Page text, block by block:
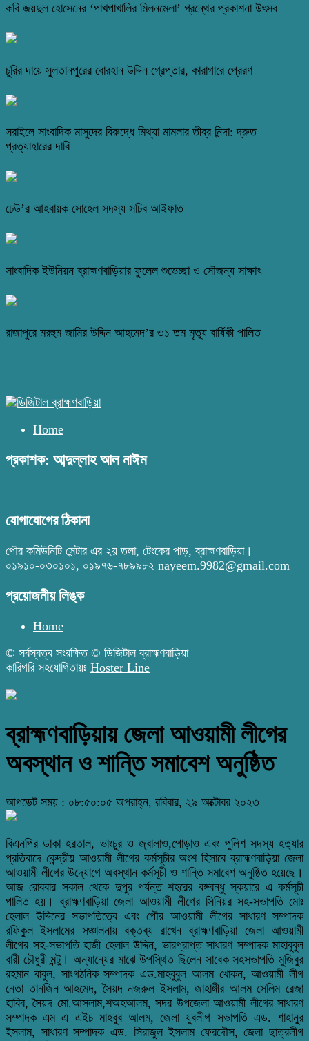
কবি জয়দুল হোসেনের ‘পাখপাখালির মিলনমেলা’ গ্রন্থের প্রকাশনা উৎসব
চুরির দায়ে সুলতানপুরের বোরহান উদ্দিন গ্রেপ্তার, কারাগারে প্রেরণ
সরাইলে সাংবাদিক মাসুদের বিরুদ্ধে মিথ্যা মামলার তীব্র নিন্দা: দ্রুত
প্রত্যাহারের দাবি
ঢেউ’র আহবায়ক সোহেল সদস্য সচিব আইফাত
সাংবাদিক ইউনিয়ন ব্রাহ্মণবাড়িয়ার ফুলেল শুভেচ্ছা ও সৌজন্য সাক্ষাৎ
রাজাপুরে মরহুম জামির উদ্দিন আহমেদ’র ৩১ তম মৃত্যু বার্ষিকী পালিত
Home
প্রকাশক: আব্দুল্লাহ আল নাঈম
যোগাযোগের ঠিকানা
পৌর কমিউনিটি সেন্টার এর ২য় তলা, টেংকের পাড়, ব্রাহ্মণবাড়িয়া।
০১৯১০-০৩০১০১, ০১৯৭৬-৭৮৯৯৮২ nayeem.9982@gmail.com
প্রয়োজনীয় লিঙ্ক
Home
© সর্বস্বত্ব সংরক্ষিত © ডিজিটাল ব্রাহ্মণবাড়িয়া
কারিগরি সহযোগিতায়ঃ Hoster Line
ব্রাহ্মণবাড়িয়ায় জেলা আওয়ামী লীগের
অবস্থান ও শান্তি সমাবেশ অনুষ্ঠিত
আপডেট সময় : ০৮:৫০:০৫ অপরাহ্ন, রবিবার, ২৯ অক্টোবর ২০২৩
বিএনপির ডাকা হরতাল, ভাংচুর ও জ্বালাও,পোড়াও এবং পুলিশ সদস্য হত্যার
প্রতিবাদে কেন্দ্রীয় আওয়ামী লীগের কর্মসূচীর অংশ হিসাবে ব্রাহ্মণবাড়িয়া জেলা
আওয়ামী লীগের উদ্যোগে অবস্থান কর্মসূচী ও শান্তি সমাবেশ অনুষ্ঠিত হয়েছে।
আজ রোববার সকাল থেকে দুপুর পর্যন্ত শহরের বঙ্গবন্ধু স্কয়ারে এ কর্মসূচী
পালিত হয়। ব্রাহ্মণবাড়িয়া জেলা আওয়ামী লীগের সিনিয়র সহ-সভাপতি মোঃ
হেলাল উদ্দিনের সভাপতিত্বে এবং পৌর আওয়ামী লীগের সাধারণ সম্পাদক
রফিকুল ইসলামের সঞ্চালনায় বক্তব্য রাখেন ব্রাহ্মণবাড়িয়া জেলা আওয়ামী
লীগের সহ-সভাপতি হাজী হেলাল উদ্দিন, ভারপ্রাপ্ত সাধারণ সম্পাদক মাহাবুবুল
বারী চৌধুরী মন্টু। অন্যান্যের মাঝে উপস্থিত ছিলেন সাবেক সহসভাপতি মুজিবুর
রহমান বাবুল, সাংগঠনিক সম্পাদক এড.মাহবুবুল আলম খোকন, আওয়ামী লীগ
নেতা তানজিন আহমেদ, সৈয়দ নজরুল ইসলাম, জাহাঙ্গীর আলম সেলিম রেজা
হাবিব, সৈয়দ মো.আসলাম,শঅহআলম, সদর উপজেলা আওয়ামী লীগের সাধারণ
সম্পাদক এম এ এইচ মাহবুব আলম, জেলা যুবলীগ সভাপতি এড. শাহানুর
ইসলাম, সাধারণ সম্পাদক এড. সিরাজুল ইসলাম ফেরদৌস, জেলা ছাত্রলীগ